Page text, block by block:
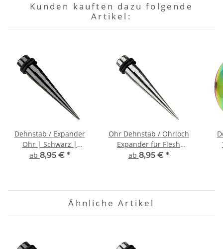
Kunden kauften dazu folgende
Artikel:
Dehnstab / Expander
Ohr | Schwarz |
Chirurgenstahl | 1,6mm
ab 8,95 € *
Ohr Dehnstab / Ohrloch
Expander für Flesh
Tunnel | Chirurgenstahl
ab 8,95 € *
Ähnliche Artikel